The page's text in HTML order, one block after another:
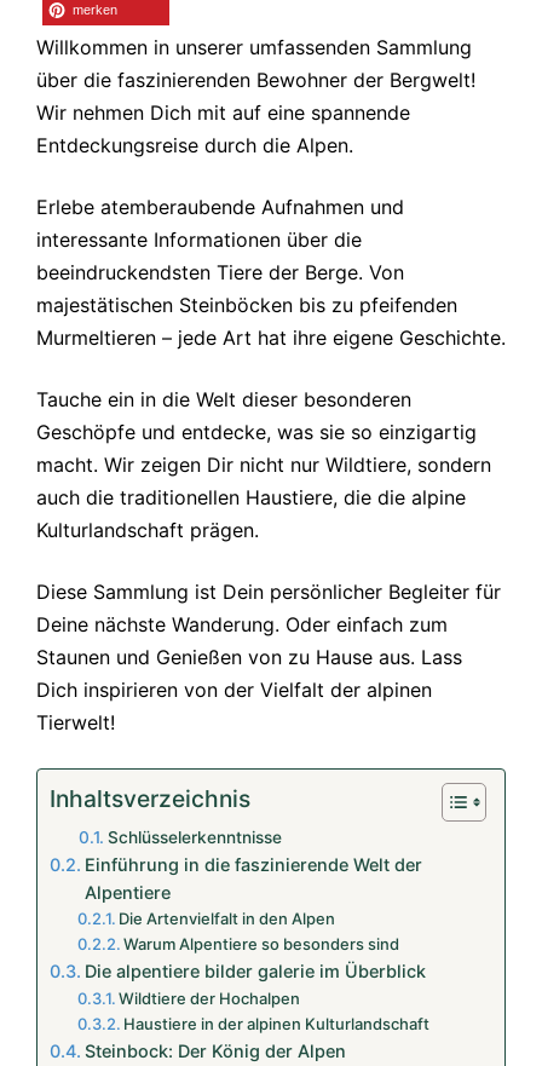
merken
Willkommen in unserer umfassenden Sammlung
über die faszinierenden Bewohner der Bergwelt!
Wir nehmen Dich mit auf eine spannende
Entdeckungsreise durch die Alpen.
Erlebe atemberaubende Aufnahmen und
interessante Informationen über die
beeindruckendsten Tiere der Berge. Von
majestätischen Steinböcken bis zu pfeifenden
Murmeltieren – jede Art hat ihre eigene Geschichte.
Tauche ein in die Welt dieser besonderen
Geschöpfe und entdecke, was sie so einzigartig
macht. Wir zeigen Dir nicht nur Wildtiere, sondern
auch die traditionellen Haustiere, die die alpine
Kulturlandschaft prägen.
Diese Sammlung ist Dein persönlicher Begleiter für
Deine nächste Wanderung. Oder einfach zum
Staunen und Genießen von zu Hause aus. Lass
Dich inspirieren von der Vielfalt der alpinen
Tierwelt!
Inhaltsverzeichnis
Schlüsselerkenntnisse
Einführung in die faszinierende Welt der
Alpentiere
Die Artenvielfalt in den Alpen
Warum Alpentiere so besonders sind
Die alpentiere bilder galerie im Überblick
Wildtiere der Hochalpen
Haustiere in der alpinen Kulturlandschaft
Steinbock: Der König der Alpen